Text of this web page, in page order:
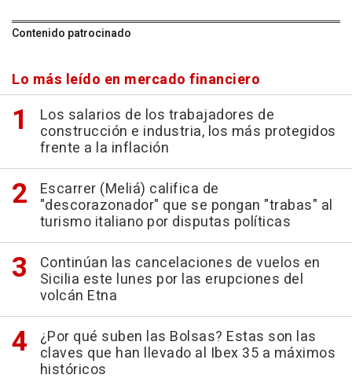
Contenido patrocinado
Lo más leído en mercado financiero
Los salarios de los trabajadores de
construcción e industria, los más protegidos
frente a la inflación
Escarrer (Meliá) califica de
"descorazonador" que se pongan "trabas" al
turismo italiano por disputas políticas
Continúan las cancelaciones de vuelos en
Sicilia este lunes por las erupciones del
volcán Etna
¿Por qué suben las Bolsas? Estas son las
claves que han llevado al Ibex 35 a máximos
históricos